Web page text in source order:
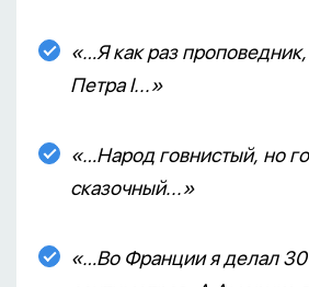
«…Я как раз
Петра I...»
«…Народ говнистый, но
сказочный...»
«…Во Франции я делал